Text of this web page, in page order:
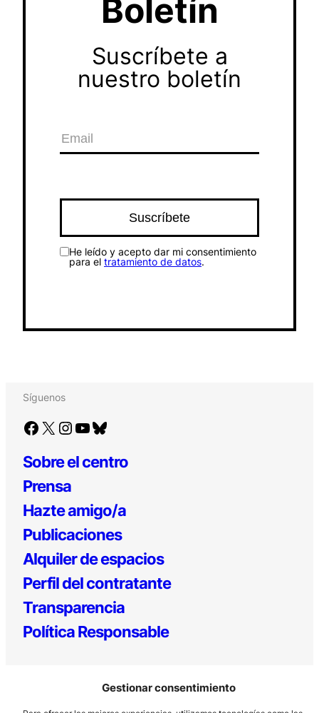
Gestionar consentimiento
Boletín
Suscríbete a
nuestro boletín
He leído y acepto dar mi consentimiento
para el tratamiento de datos.
Síguenos
Facebook X Instagram YouTube Bluesky
Sobre el centro
Prensa
Hazte amigo/a
Publicaciones
Alquiler de espacios
Perfil del contratante
Transparencia
Política Responsable